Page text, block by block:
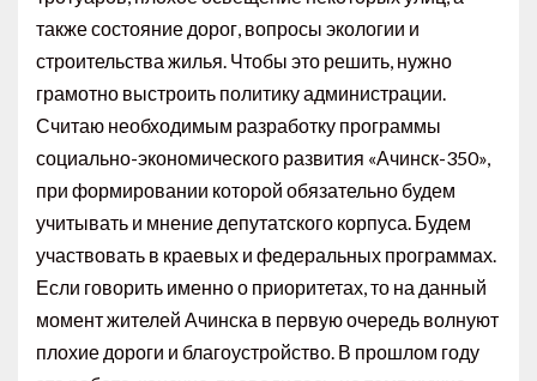
также состояние дорог, вопросы экологии и
строительства жилья. Чтобы это решить, нужно
грамотно выстроить политику администрации.
Считаю необходимым разработку программы
социально-экономического развития «Ачинск-350»,
при формировании которой обязательно будем
учитывать и мнение депутатского корпуса. Будем
участвовать в краевых и федеральных программах.
Если говорить именно о приоритетах, то на данный
момент жителей Ачинска в первую очередь волнуют
плохие дороги и благоустройство. В прошлом году